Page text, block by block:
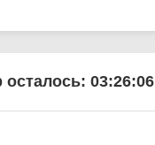
03:26:05